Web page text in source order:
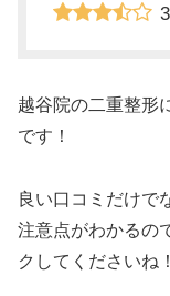
越谷院の二重整形
です！
良い口コミだけで
注意点がわかるの
クしてくださいね！